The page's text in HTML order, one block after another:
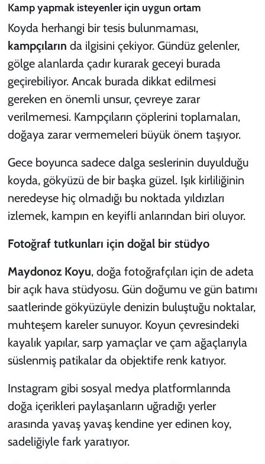
Kamp yapmak isteyenler için uygun ortam
Koyda herhangi bir tesis bulunmaması,
kampçıların da ilgisini çekiyor. Gündüz gelenler,
gölge alanlarda çadır kurarak geceyi burada
geçirebiliyor. Ancak burada dikkat edilmesi
gereken en önemli unsur, çevreye zarar
verilmemesi. Kampçıların çöplerini toplamaları,
doğaya zarar vermemeleri büyük önem taşıyor.
Gece boyunca sadece dalga seslerinin duyulduğu
koyda, gökyüzü de bir başka güzel. Işık kirliliğinin
neredeyse hiç olmadığı bu noktada yıldızları
izlemek, kampın en keyifli anlarından biri oluyor.
Fotoğraf tutkunları için doğal bir stüdyo
Maydonoz Koyu, doğa fotoğrafçıları için de adeta
bir açık hava stüdyosu. Gün doğumu ve gün batımı
saatlerinde gökyüzüyle denizin buluştuğu noktalar,
muhteşem kareler sunuyor. Koyun çevresindeki
kayalık yapılar, sarp yamaçlar ve çam ağaçlarıyla
süslenmiş patikalar da objektife renk katıyor.
Instagram gibi sosyal medya platformlarında
doğa içerikleri paylaşanların uğradığı yerler
arasında yavaş yavaş kendine yer edinen koy,
sadeliğiyle fark yaratıyor.